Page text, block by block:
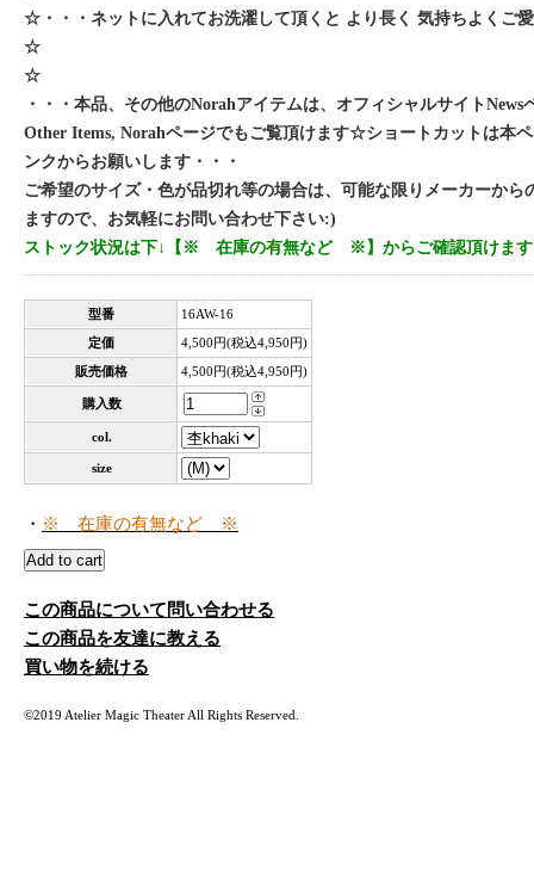
☆・・・ネットに入れてお洗濯して頂くと より長く 気持ちよくご
☆
☆
・・・本品、その他のNorahアイテムは、オフィシャルサイトNews
Other Items, Norahページでもご覧頂けます☆ショートカットは本
ンクからお願いします・・・
ご希望のサイズ・色が品切れ等の場合は、可能な限りメーカーから
ますので、お気軽にお問い合わせ下さい:)
ストック状況は下↓【※ 在庫の有無など ※】からご確認頂けます
型番
16AW-16
定価
4,500円(税込4,950円)
販売価格
4,500円(税込4,950円)
購入数
col.
size
・ ※ 在庫の有無など ※
この商品について問い合わせる
この商品を友達に教える
買い物を続ける
©2019 Atelier Magic Theater All Rights Reserved.